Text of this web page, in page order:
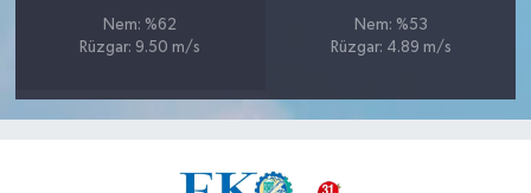
Nem: %62
Rüzgar: 9.50 m/s
Nem: %53
Rüzgar: 4.89 m/s